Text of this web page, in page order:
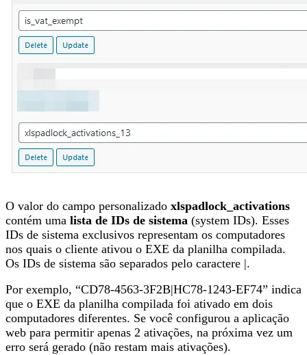
O valor do campo personalizado xlspadlock_activations
contém uma lista de IDs de sistema (system IDs). Esses
IDs de sistema exclusivos representam os computadores
nos quais o cliente ativou o EXE da planilha compilada.
Os IDs de sistema são separados pelo caractere |.
Por exemplo, “CD78-4563-3F2B|HC78-1243-EF74” indica
que o EXE da planilha compilada foi ativado em dois
computadores diferentes. Se você configurou a aplicação
web para permitir apenas 2 ativações, na próxima vez um
erro será gerado (não restam mais ativações).